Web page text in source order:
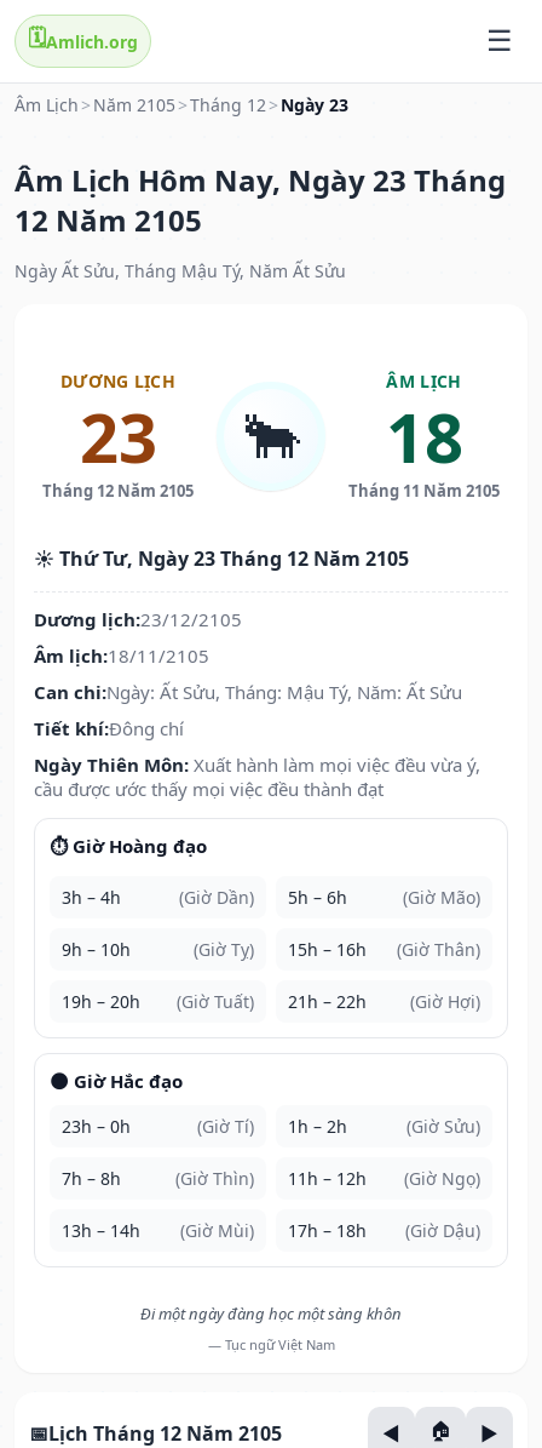
🗓️Amlich.org
Âm Lịch > Năm 2105 >Tháng 12> Ngày 23
Âm Lịch Hôm Nay, Ngày 23 Tháng
12 Năm 2105
Ngày Ất Sửu, Tháng Mậu Tý, Năm Ất Sửu
DƯƠNG LỊCH
23
Tháng 12 Năm 2105
🐂
ÂM LỊCH
18
Tháng 11 Năm 2105
☀️ Thứ Tư, Ngày 23 Tháng 12 Năm 2105
Dương lịch:23/12/2105
Âm lịch:18/11/2105
Can chi:Ngày: Ất Sửu, Tháng: Mậu Tý, Năm: Ất Sửu
Tiết khí:Đông chí
Ngày Thiên Môn: Xuất hành làm mọi việc đều vừa ý,
cầu được ước thấy mọi việc đều thành đạt
⏱️ Giờ Hoàng đạo
3h – 4h (Giờ Dần) 5h – 6h (Giờ Mão)
9h – 10h (Giờ Tỵ) 15h – 16h (Giờ Thân)
19h – 20h (Giờ Tuất) 21h – 22h (Giờ Hợi)
🌑 Giờ Hắc đạo
23h – 0h (Giờ Tí) 1h – 2h (Giờ Sửu)
7h – 8h (Giờ Thìn) 11h – 12h (Giờ Ngọ)
13h – 14h (Giờ Mùi) 17h – 18h (Giờ Dậu)
Đi một ngày đàng học một sàng khôn
— Tục ngữ Việt Nam
Lịch Tháng 12 Năm 2105